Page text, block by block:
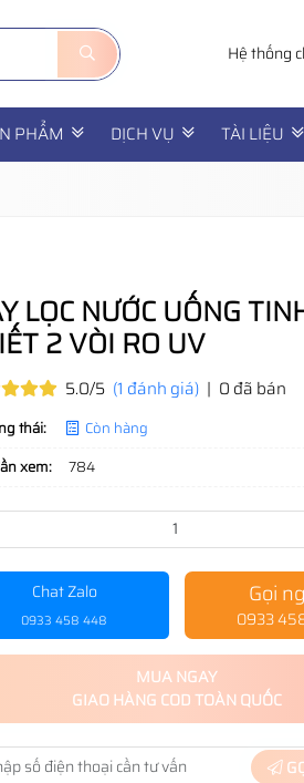
Hệ thống
PHẨM DỊCH VỤ TÀI LIỆU
LỌC NƯỚC UỐNG
2 VÒI RO UV
5.0/5 (1 đánh giá) | 0 đã bán
thái:
Còn hàng
xem:
784
Chat Zalo
0933 458 448
Gọi
0933
MUA NGAY
GIAO HÀNG COD TOÀN QUỐC